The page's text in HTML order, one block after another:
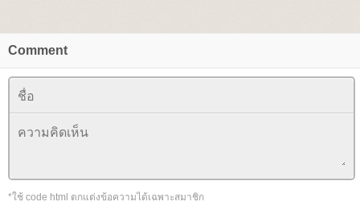
Comment
*ใช้ code html ตกแต่งข้อความได้เฉพาะสมาชิก